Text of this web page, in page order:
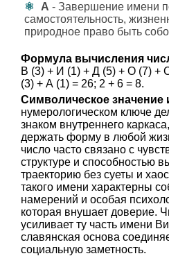
А - Завершение имени
самостоятельность,
природное право быть
Формула вычисления
В (3) + И (1) + Д (5) + О (7) +
(3) + А (1) = 26; 2 + 6 = 8.
Символическое значение
нумерологическом ключе
знаком внутреннего
держать форму в любой
число часто связано с
структуре и способностью
траекторию без суеты и
такого имени характерны
намерений и особая
которая внушает доверие.
усиливает ту часть имени
славянская основа
социальную заметность.